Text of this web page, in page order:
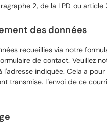
2, de la LPD ou article
des données
recueillies via notre
de contact. Veuillez
l'adresse indiquée. Cela a
transmise. L'envoi de ce